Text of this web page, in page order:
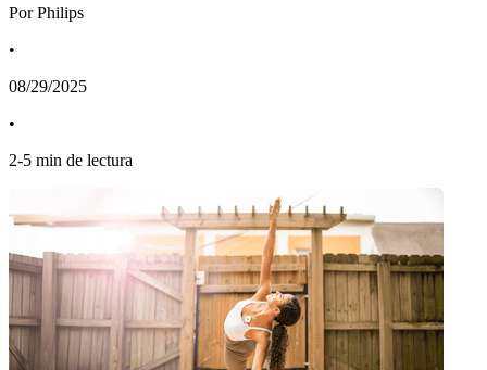
Por Philips
•
08/29/2025
•
2-5 min de lectura